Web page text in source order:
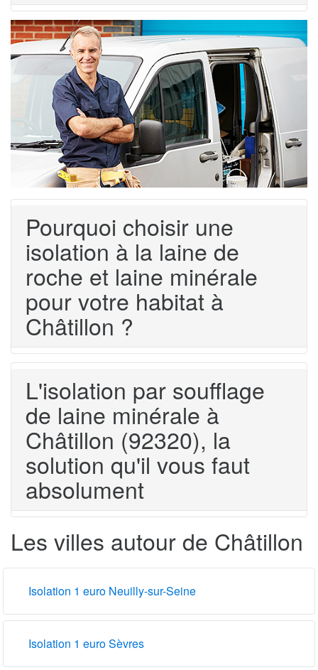
Pourquoi choisir une
isolation à la laine de
roche et laine minérale
pour votre habitat à
Châtillon ?
L'isolation par soufflage
de laine minérale à
Châtillon (92320), la
solution qu'il vous faut
absolument
Les villes autour de Châtillon
Isolation 1 euro Neuilly-sur-Seine
Isolation 1 euro Sèvres